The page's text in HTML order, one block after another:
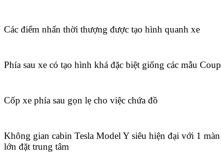
Các điểm nhấn thời thượng được tạo hình quanh xe
Phía sau xe có tạo hình khá đặc biệt giống các mẫu
Cốp xe phía sau gọn lẹ cho việc chứa đồ
Không gian cabin Tesla Model Y siêu hiện đại với 1
lớn đặt trung tâm